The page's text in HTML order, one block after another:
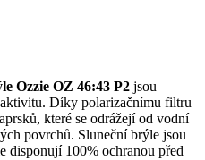
Ozzie OZ 46:43 P2 jsou
Díky polarizačnímu filtru
které se odrážejí od vodní
povrchů. Sluneční brýle jsou
disponují 100% ochranou před